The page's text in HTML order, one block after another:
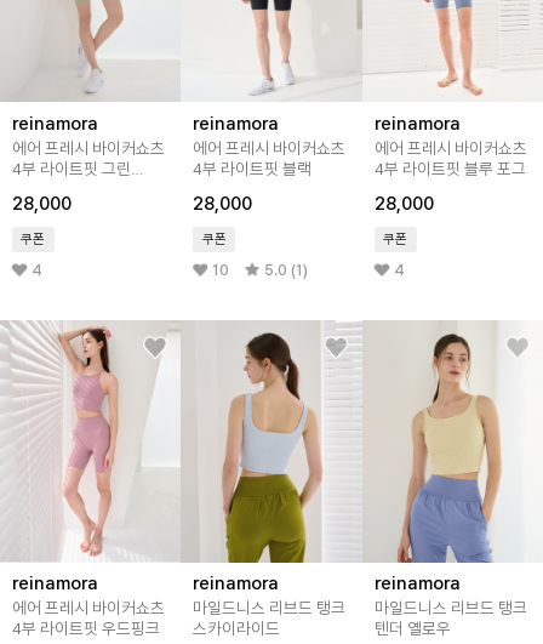
reinamora
에어 프레시 바이커쇼츠
4부 라이트핏 그린
28,000
쿠폰
4
reinamora
에어 프레시 바이커쇼츠
4부 라이트핏 블랙
28,000
쿠폰
10 5.0 (1)
reinamora
에어 프레시 바이커쇼츠
4부 라이트핏 블루 포그
28,000
쿠폰
4
reinamora
에어 프레시 바이커쇼츠
4부 라이트핏 우드핑크
reinamora
마일드니스 리브드 탱크
스카이라이드
reinamora
마일드니스 리브드 탱크
텐더 옐로우